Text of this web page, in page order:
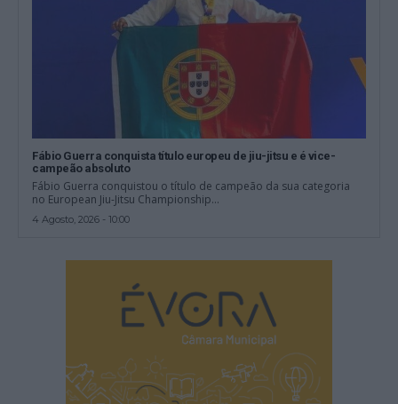
Fábio Guerra conquista título europeu de jiu-jitsu e é vice-
campeão absoluto
Fábio Guerra conquistou o título de campeão da sua categoria
no European Jiu-Jitsu Championship...
4 Agosto, 2026 - 10:00